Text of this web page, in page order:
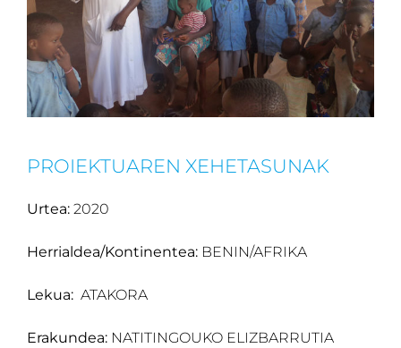
PROIEKTUAREN XEHETASUNAK
Urtea:2020
Herrialdea/Kontinentea:BENIN/AFRIKA
Lekua: ATAKORA
Erakundea:NATITINGOUKO ELIZBARRUTIA